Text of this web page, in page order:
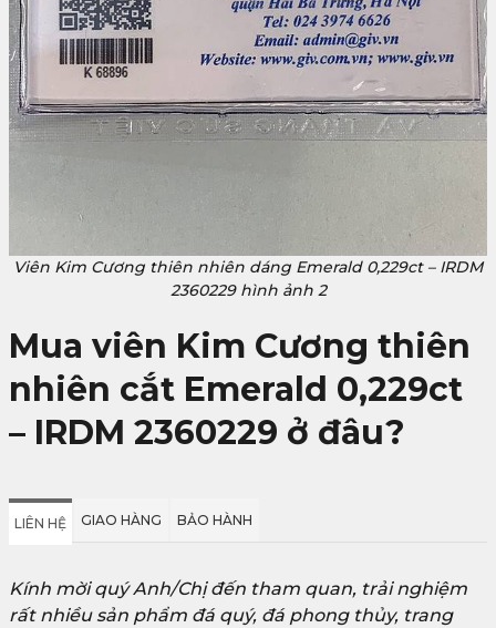
Viên Kim Cương thiên nhiên dáng Emerald 0,229ct – IRDM
2360229 hình ảnh 2
Mua viên Kim Cương thiên
nhiên cắt Emerald 0,229ct
– IRDM 2360229 ở đâu?
LIÊN HỆ GIAO HÀNG BẢO HÀNH
Kính mời quý Anh/Chị đến tham quan, trải nghiệm
rất nhiều sản phẩm đá quý, đá phong thủy, trang